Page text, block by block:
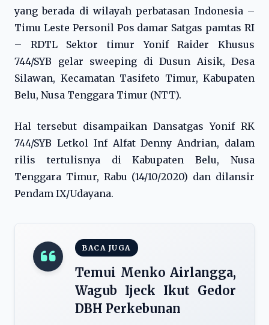
yang berada di wilayah perbatasan Indonesia –
Timu Leste Personil Pos damar Satgas pamtas RI
– RDTL Sektor timur Yonif Raider Khusus
744/SYB gelar sweeping di Dusun Aisik, Desa
Silawan, Kecamatan Tasifeto Timur, Kabupaten
Belu, Nusa Tenggara Timur (NTT).
Hal tersebut disampaikan Dansatgas Yonif RK
744/SYB Letkol Inf Alfat Denny Andrian, dalam
rilis tertulisnya di Kabupaten Belu, Nusa
Tenggara Timur, Rabu (14/10/2020) dan dilansir
Pendam IX/Udayana.
BACA JUGA
Temui Menko Airlangga,
Wagub Ijeck Ikut Gedor
DBH Perkebunan